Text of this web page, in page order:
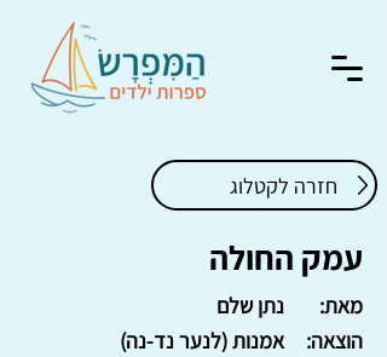
חזרה לקטלוג
עמק החולה
נתן שלם
מאת:
אמנות (לנער נד-נה)
הוצאה: